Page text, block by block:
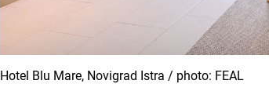
Hotel Blu Mare, Novigrad Istra / photo: FEAL